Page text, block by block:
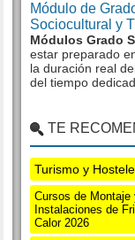
Módulo de
Sociocultural y
Módulos Grado
estar preparado
la duración real
del tiempo
TE
Turismo y
Cursos de
Instalaciones de
Calor 2026